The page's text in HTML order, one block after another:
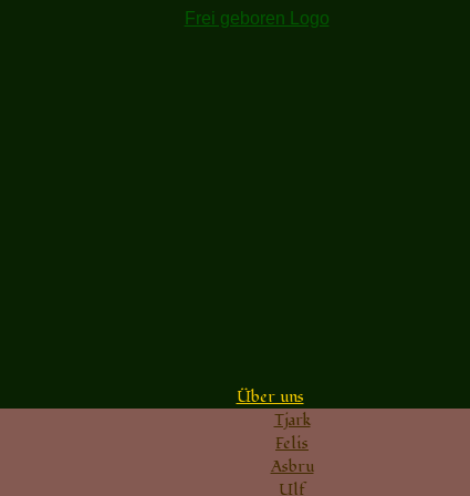
Über uns
Tjark
Felis
Asbru
Ulf